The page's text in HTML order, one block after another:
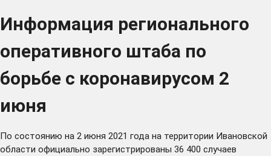
Информация регионального
оперативного штаба по
борьбе с коронавирусом 2
июня
По состоянию на 2 июня 2021 года на территории Ивановской
области официально зарегистрированы 36 400 случаев